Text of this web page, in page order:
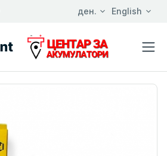
ден. English